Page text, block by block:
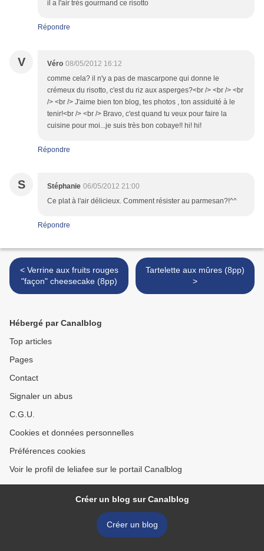
il a l'air très gourmand ce risotto
Répondre
V Véro 08/05/2012 16:12
comme cela? il n'y a pas de mascarpone qui donne le
crémeux du risotto, c'est du riz aux asperges?<br /> <br /> <br
/> <br /> J'aime bien ton blog, tes photos , ton assiduité à le
tenir!<br /> <br /> Bravo, c'est quand tu veux pour faire la
cuisine pour moi...je suis très bon cobaye!! hi! hi!
Répondre
S Stéphanie 06/05/2012 21:00
Ce plat à l'air délicieux. Comment résister au parmesan?!^^
Répondre
< Verrine aux fruits rouges
"façon" cheesecake (8pp)
Tartelette aux mûres (8pp)
>
Hébergé par Canalblog
Top articles
Pages
Contact
Signaler un abus
C.G.U.
Cookies et données personnelles
Préférences cookies
Voir le profil de leliafee sur le portail Canalblog
Créer un blog sur Canalblog
Créer un blog